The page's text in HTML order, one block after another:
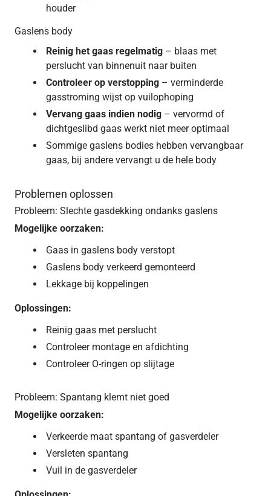
houder
Gaslens body
Reinig het gaas regelmatig – blaas met
perslucht van binnenuit naar buiten
Controleer op verstopping – verminderde
gasstroming wijst op vuilophoping
Vervang gaas indien nodig – vervormd of
dichtgeslibd gaas werkt niet meer optimaal
Sommige gaslens bodies hebben vervangbaar
gaas, bij andere vervangt u de hele body
Problemen oplossen
Probleem: Slechte gasdekking ondanks gaslens
Mogelijke oorzaken:
Gaas in gaslens body verstopt
Gaslens body verkeerd gemonteerd
Lekkage bij koppelingen
Oplossingen:
Reinig gaas met perslucht
Controleer montage en afdichting
Controleer O-ringen op slijtage
Probleem: Spantang klemt niet goed
Mogelijke oorzaken:
Verkeerde maat spantang of gasverdeler
Versleten spantang
Vuil in de gasverdeler